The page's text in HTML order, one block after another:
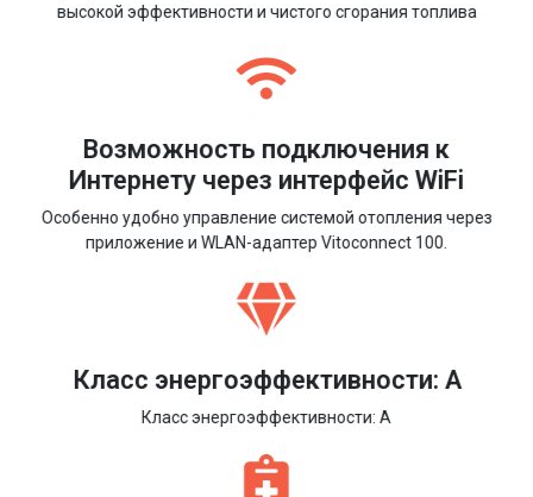
высокой эффективности и чистого сгорания топлива
Возможность подключения к
Интернету через интерфейс WiFi
Особенно удобно управление системой отопления через
приложение и WLAN-адаптер Vitoconnect 100.
Класс энергоэффективности: A
Класс энергоэффективности: A